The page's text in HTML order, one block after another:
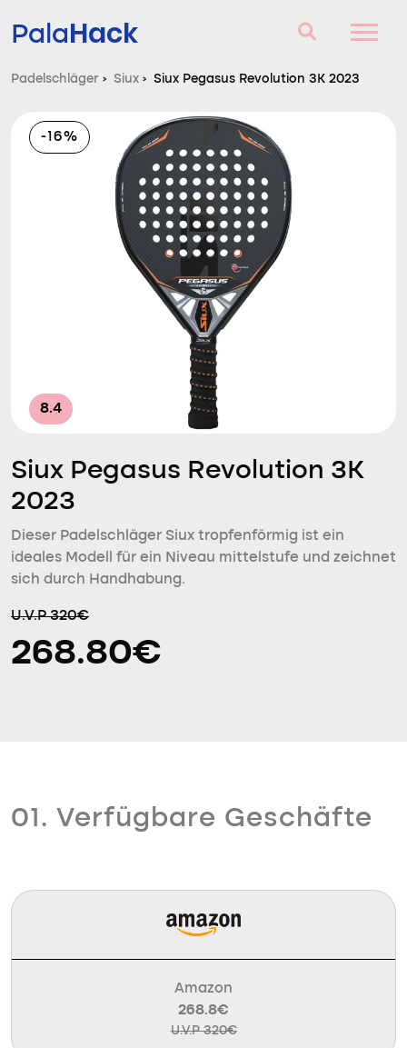
PalaHack
Padelschläger
Fragen und Antworten
Vergleich
Padelschläger › Siux › Siux Pegasus Revolution 3K 2023
-16%
8.4
Siux Pegasus Revolution 3K
2023
Dieser Padelschläger Siux tropfenförmig ist ein
ideales Modell für ein Niveau mittelstufe und zeichnet
sich durch Handhabung.
U.V.P 320€
268.80€
01. Verfügbare Geschäfte
Amazon
268.8€
U.V.P 320€